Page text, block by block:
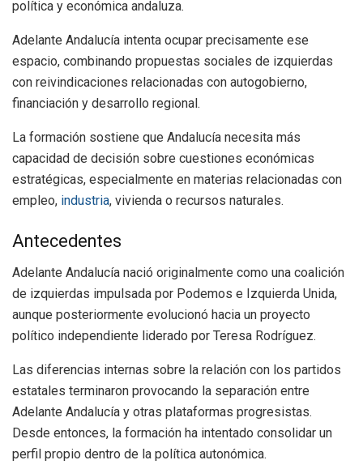
política y económica andaluza.
Adelante Andalucía intenta ocupar precisamente ese
espacio, combinando propuestas sociales de izquierdas
con reivindicaciones relacionadas con autogobierno,
financiación y desarrollo regional.
La formación sostiene que Andalucía necesita más
capacidad de decisión sobre cuestiones económicas
estratégicas, especialmente en materias relacionadas con
empleo, industria, vivienda o recursos naturales.
Antecedentes
Adelante Andalucía nació originalmente como una coalición
de izquierdas impulsada por Podemos e Izquierda Unida,
aunque posteriormente evolucionó hacia un proyecto
político independiente liderado por Teresa Rodríguez.
Las diferencias internas sobre la relación con los partidos
estatales terminaron provocando la separación entre
Adelante Andalucía y otras plataformas progresistas.
Desde entonces, la formación ha intentado consolidar un
perfil propio dentro de la política autonómica.